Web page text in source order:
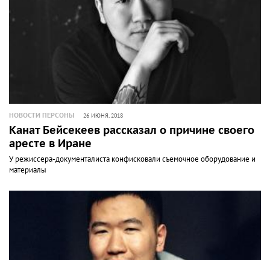
НОВОСТИ ПЕРСОНЫ 26 ИЮНЯ, 2018
Канат Бейсекеев рассказал о причине своего
аресте в Иране
У режиссера-документалиста конфисковали съемочное оборудование и
материалы